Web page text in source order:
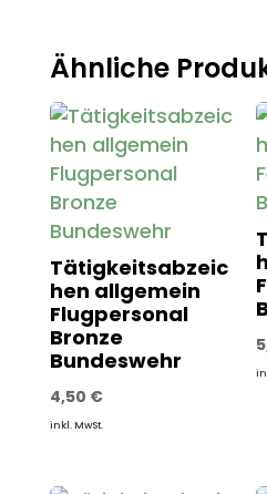
Ähnliche
Tätigkeitsabzeic
hen allgemein
Flugpersonal
Bronze
Bundeswehr
4,50 €
inkl. MwSt.